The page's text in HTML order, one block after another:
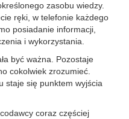
zasobu wiedzy.
ręki, w telefonie każdego
posiadanie informacji,
i wykorzystania.
być ważna. Pozostaje
cokolwiek zrozumieć.
staje się punktem wyjścia
coraz częściej